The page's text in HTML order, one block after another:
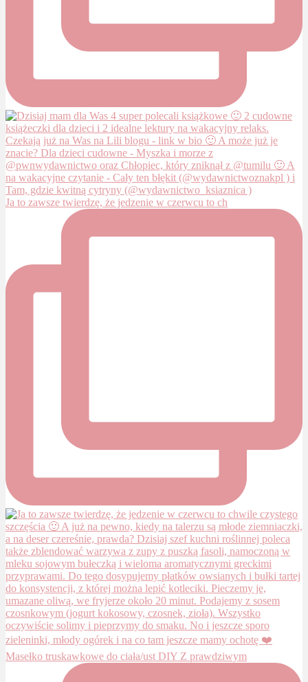
Ja to zawsze twierdzę, że jedzenie w czerwcu to ch
Masełko truskawkowe do ciała/ust DIY Z prawdziwym